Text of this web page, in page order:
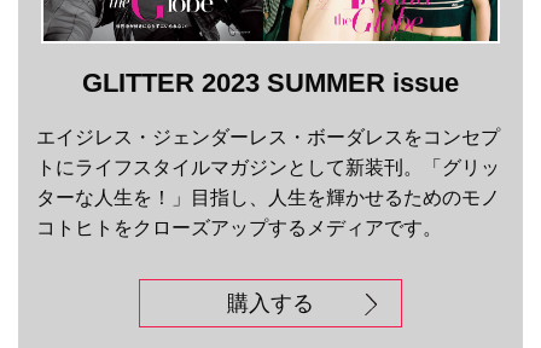
GLITTER 2023 SUMMER issue
エイジレス・ジェンダーレス・ボーダレスをコンセプ
トにライフスタイルマガジンとして新装刊。「グリッ
ターな人生を！」目指し、人生を輝かせるためのモノ
コトヒトをクローズアップするメディアです。
購入する